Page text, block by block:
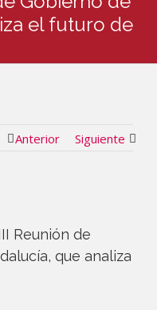
el futuro de
Anterior Siguiente
Reunión de
que analiza